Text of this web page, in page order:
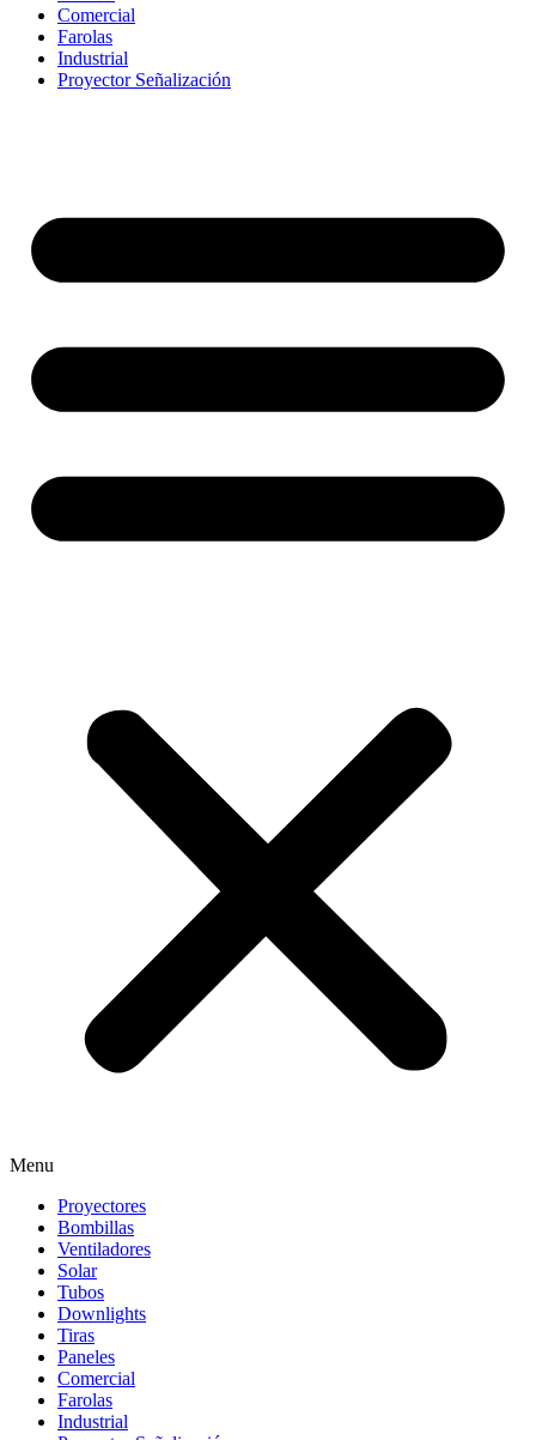
Comercial
Farolas
Industrial
Proyector Señalización
Menu
Proyectores
Bombillas
Ventiladores
Solar
Tubos
Downlights
Tiras
Paneles
Comercial
Farolas
Industrial